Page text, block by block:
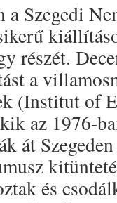
Szegedi
részét.
a
(Institut of
az 1976-
át
és